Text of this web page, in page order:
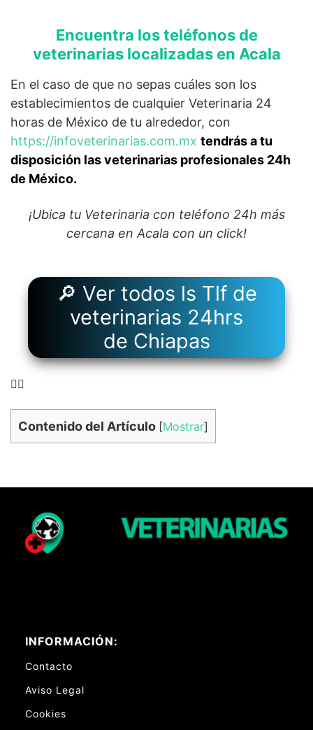
Encuentra los teléfonos de
veterinarias localizadas en Acala
En el caso de que no sepas cuáles son los
establecimientos de cualquier Veterinaria 24
horas de México de tu alrededor, con
https://infoveterinarias.com.mx tendrás a tu
disposición las veterinarias profesionales 24h
de México.
¡Ubica tu Veterinaria con teléfono 24h más
cercana en Acala con un click!
🔎 Ver todos ls Tlf de
veterinarias 24hrs
de Chiapas
👉🏻
Contenido del Artículo [Mostrar]
INFORMACIÓN:
Contacto
Aviso Legal
Cookies